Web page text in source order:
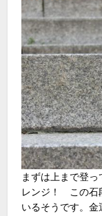
まずは上まで登
レンジ！ この石
いるそうです。